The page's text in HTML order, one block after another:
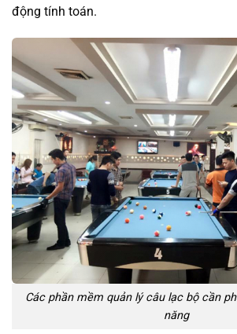
động tính toán.
Các phần mềm quản lý câu lạc bộ cần
năng